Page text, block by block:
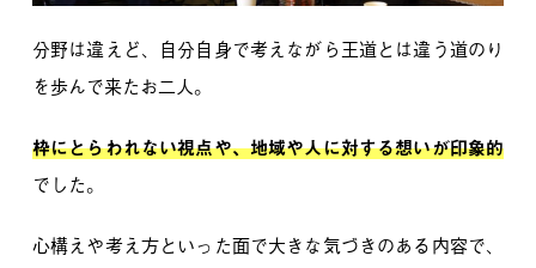
分野は違えど、自分自身で考えながら王道とは違う道のり
を歩んで来たお二人。
枠にとらわれない視点や、地域や人に対する想いが印象的
でした。
心構えや考え方といった面で大きな気づきのある内容で、